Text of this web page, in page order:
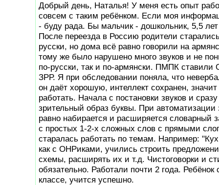
Добрый день, Наталья! У меня есть опыт
совсем с таким ребёнком. Если моя
- буду рада. Бы мальчик - дошкольник, 5,5
После переезда в Россию родители
русски, но дома всё равно говорили на
тому же было нарушено много звуков и не
по-русски, так и по-армянски. ПМПК ставили
ЗРР. Я при обследовании поняла, что
он даёт хорошую, интеллект сохранен,
работать. Начала с постановки звуков и
зрительный образ буквы. При автоматизации
равно набирается и расширяется словарный
с простых 1-2-х сложных слов с прямыми
старалась работать по темам. Например:
как с ОНРиками, учились строить
схемы, расширять их и т.д. Чистоговорки и
обязательно. Работали почти 2 года. Ребёнок
классе, учится успешно.